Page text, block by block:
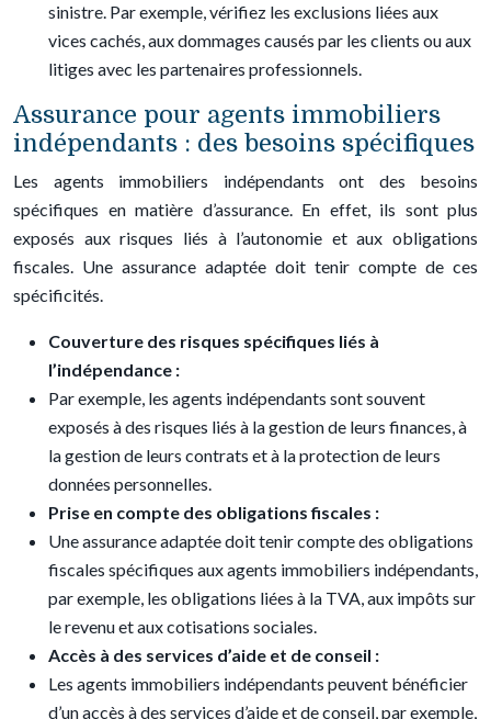
sinistre. Par exemple, vérifiez les exclusions liées aux
vices cachés, aux dommages causés par les clients ou aux
litiges avec les partenaires professionnels.
Assurance pour agents immobiliers
indépendants : des besoins spécifiques
Les agents immobiliers indépendants ont des besoins
spécifiques en matière d’assurance. En effet, ils sont plus
exposés aux risques liés à l’autonomie et aux obligations
fiscales. Une assurance adaptée doit tenir compte de ces
spécificités.
Couverture des risques spécifiques liés à
l’indépendance :
Par exemple, les agents indépendants sont souvent
exposés à des risques liés à la gestion de leurs finances, à
la gestion de leurs contrats et à la protection de leurs
données personnelles.
Prise en compte des obligations fiscales :
Une assurance adaptée doit tenir compte des obligations
fiscales spécifiques aux agents immobiliers indépendants,
par exemple, les obligations liées à la TVA, aux impôts sur
le revenu et aux cotisations sociales.
Accès à des services d’aide et de conseil :
Les agents immobiliers indépendants peuvent bénéficier
d’un accès à des services d’aide et de conseil, par exemple,